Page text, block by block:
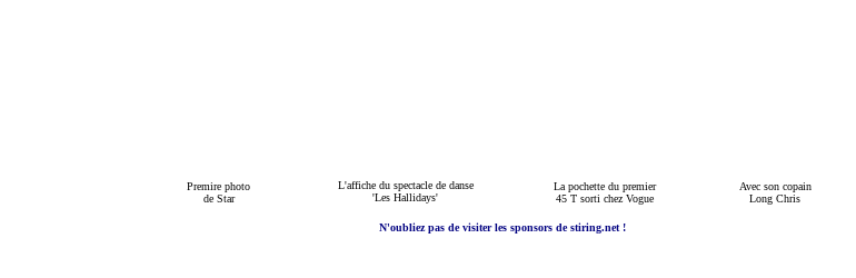
L'affiche du spectacle de danse
'Les Hallidays'
Premire photo
de Star
La pochette du premier
45 T sorti chez Vogue
Avec son copain
Long Chris
N'oubliez pas de visiter les sponsors de stiring.net !